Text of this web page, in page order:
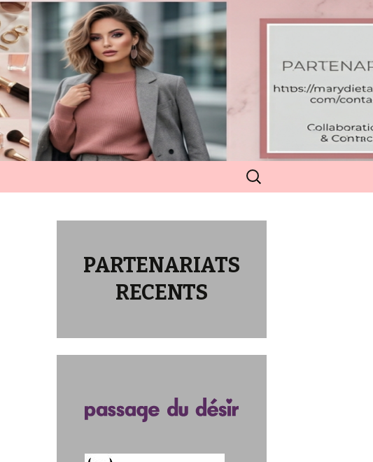
Rechercher :
PARTENARIATS
RECENTS